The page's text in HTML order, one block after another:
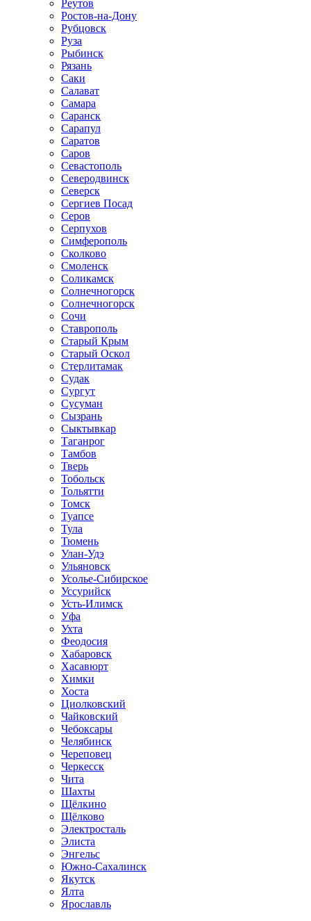
Реутов
Ростов-на-Дону
Рубцовск
Руза
Рыбинск
Рязань
Саки
Салават
Самара
Саранск
Сарапул
Саратов
Саров
Севастополь
Северодвинск
Северск
Сергиев Посад
Серов
Серпухов
Симферополь
Сколково
Смоленск
Соликамск
Солнечногорск
Солнечногорск
Сочи
Ставрополь
Старый Крым
Старый Оскол
Стерлитамак
Судак
Сургут
Сусуман
Сызрань
Сыктывкар
Таганрог
Тамбов
Тверь
Тобольск
Тольятти
Томск
Туапсе
Тула
Тюмень
Улан-Удэ
Ульяновск
Усолье-Сибирское
Уссурийск
Усть-Илимск
Уфа
Ухта
Феодосия
Хабаровск
Хасавюрт
Химки
Хоста
Циолковский
Чайковский
Чебоксары
Челябинск
Череповец
Черкесск
Чита
Шахты
Щёлкино
Щёлково
Электросталь
Элиста
Энгельс
Южно-Сахалинск
Якутск
Ялта
Ярославль